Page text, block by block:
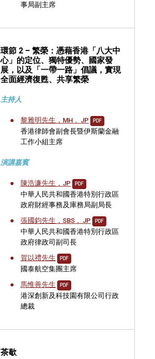
事局副主席
環節 2 – 繁榮：憑藉香港「八大中
心」的定位、獨特優勢、國家發
展，以及「一帶一路」倡議，實現
全面經濟復甦、共享繁榮
主持人
黎雅明先生， MH， JP PDF
香港律師會副會長暨伊斯蘭金融
工作小組主席
演講嘉賓
陳浩濂先生， JP PDF
中華人民共和國香港特別行政區
政府財經事務及庫務局副局長
張國鈞先生， SBS， JP PDF
中華人民共和國香港特別行政區
政府律政司副司長
賀以禮先生
PDF
國泰航空集團主席
馬惟善先生
PDF
港深創新及科技園有限公司行政
總裁
茶歇